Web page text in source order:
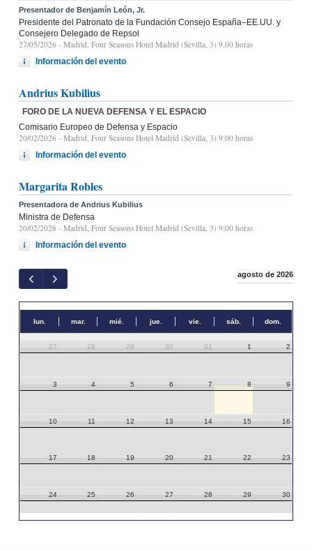
Presentador de Benjamín León, Jr.
Presidente del Patronato de la Fundación Consejo España–EE.UU. y
Consejero Delegado de Repsol
27/05/2026 - Madrid, Four Seasons Hotel Madrid (Sevilla, 3) 9.00 horas
Información del evento
Andrius Kubilius
FORO DE LA NUEVA DEFENSA Y EL ESPACIO
Comisario Europeo de Defensa y Espacio
20/02/2026 - Madrid, Four Seasons Hotel Madrid (Sevilla, 3) 9:00 horas
Información del evento
Margarita Robles
Presentadora de Andrius Kubilius
Ministra de Defensa
20/02/2026 - Madrid, Four Seasons Hotel Madrid (Sevilla, 3) 9:00 horas
Información del evento
agosto de 2026
lun. mar. mié. jue. vie. sáb. dom.
27 28 29 30 31 1 2
3 4 5 6 7 8 9
10 11 12 13 14 15 16
17 18 19 20 21 22 23
24 25 26 27 28 29 30